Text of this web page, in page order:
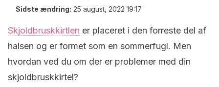
Sidste ændring: 25 august, 2022 19:17
Skjoldbruskkirtlen er placeret i den forreste del af
halsen og er formet som en sommerfugl. Men
hvordan ved du om der er problemer med din
skjoldbruskkirtel?